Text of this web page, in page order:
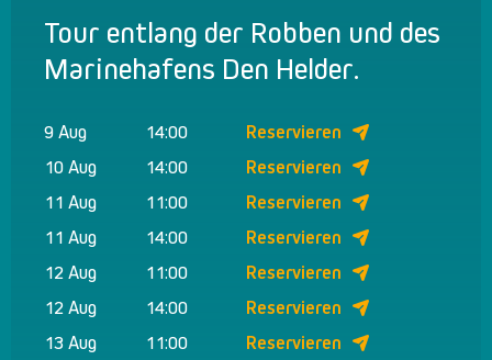
Tour entlang der Robben und des
Marinehafens Den Helder.
9 Aug 14:00
Reservieren
10 Aug
14:00
Reservieren
11 Aug
11:00
Reservieren
11 Aug
14:00
Reservieren
12 Aug
11:00
Reservieren
12 Aug
14:00
Reservieren
13 Aug
11:00
Reservieren